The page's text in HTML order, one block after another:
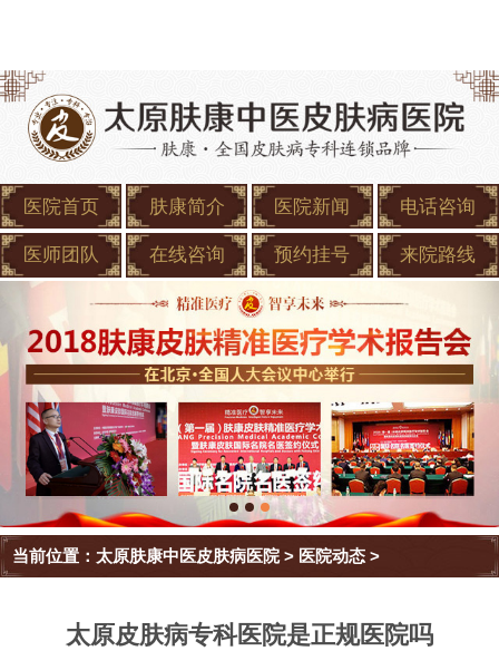
医院首页 肤康简介 医院新闻 电话咨询
医师团队 在线咨询 预约挂号 来院路线
当前位置： 太原肤康中医皮肤病医院> 医院动态 >
太原皮肤病专科医院是正规医院吗